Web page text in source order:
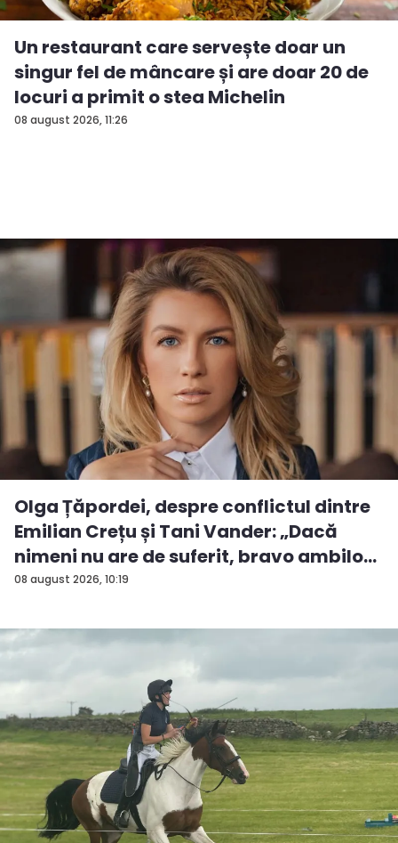
08 august 2026, 11:26
Un restaurant care servește doar un
singur fel de mâncare și are doar 20 de
locuri a primit o stea Michelin
08 august 2026, 10:19
Olga Țăpordei, despre conflictul dintre
Emilian Crețu și Tani Vander: „Dacă
nimeni nu are de suferit, bravo ambilo...